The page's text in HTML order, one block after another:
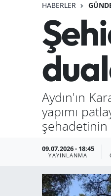
HABERLER
Aydın'ın
yapımı
şehadetinin
09.07.2026 - 18:45
YAYINLANMA